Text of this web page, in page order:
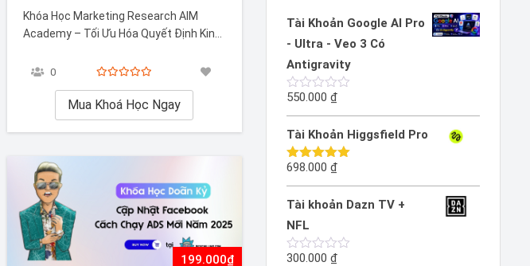
Khóa Học Marketing Research AIM
Academy – Tối Ưu Hóa Quyết Định Kinh
cạnh tranh, quyết định nhanh thôi chưa
dữ liệu và insight đúng. Marketing
Research vì thế trở thành “chìa khóa”
0
Mua Khoá Học Ngay
199.000₫
Tài Khoản Google AI Pro
- Ultra - Veo 3 Có
Antigravity
Được
0
5
sao
550.000 ₫
Tài Khoản Higgsfield Pro
Được xếp
698.000 ₫
Tài khoản Dazn TV +
NFL
Được
300.000 ₫